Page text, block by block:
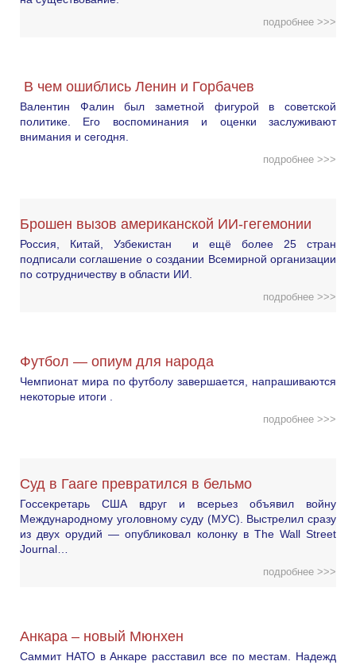
подробнее >>>
В чем ошиблись Ленин и Горбачев
Валентин Фалин был заметной фигурой в советской
политике. Его воспоминания и оценки заслуживают
внимания и сегодня.
подробнее >>>
Брошен вызов американской ИИ-гегемонии
Россия, Китай, Узбекистан и ещё более 25 стран
подписали соглашение о создании Всемирной организации
по сотрудничеству в области ИИ.
подробнее >>>
Футбол — опиум для народа
Чемпионат мира по футболу завершается, напрашиваются
некоторые итоги .
подробнее >>>
Суд в Гааге превратился в бельмо
Госсекретарь США вдруг и всерьез объявил войну
Международному уголовному суду (МУС). Выстрелил сразу
из двух орудий — опубликовал колонку в The Wall Street
Journal…
подробнее >>>
Анкара – новый Мюнхен
Саммит НАТО в Анкаре расставил все по местам. Надежд